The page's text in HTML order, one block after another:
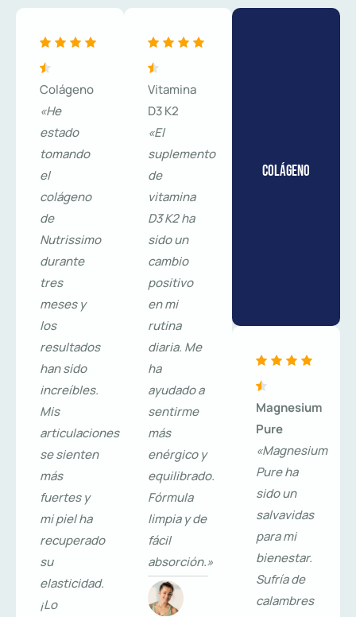
Colágeno
«He
estado
tomando
el
colágeno
de
Nutrissimo
durante
tres
meses y
los
resultados
han sido
increíbles.
Mis
articulaciones
se sienten
más
fuertes y
mi piel ha
recuperado
su
elasticidad.
¡Lo
Vitamina
D3 K2
«El
suplemento
de
vitamina
D3 K2 ha
sido un
cambio
positivo
en mi
rutina
diaria. Me
ha
ayudado a
sentirme
más
enérgico y
equilibrado.
Fórmula
limpia y de
fácil
absorción.»
Colágeno
Magnesium
Pure
«Magnesium
Pure ha
sido un
salvavidas
para mi
bienestar.
Sufría de
calambres